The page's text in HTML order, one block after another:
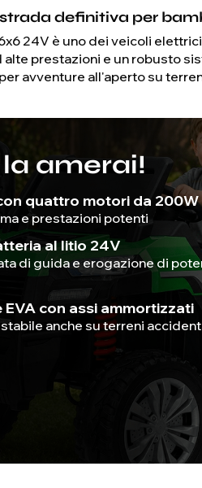
definitiva per
24V è uno dei veicoli
prestazioni e un robusto
avventure all'aperto su
amerai!
quattro motori da 200W
e prestazioni potenti
al litio 24V
di guida e erogazione di
con assi ammortizzati
anche su terreni